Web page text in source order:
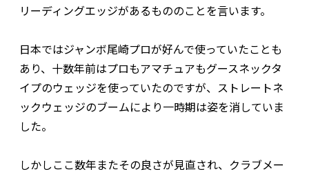
リーディングエッジがあるもののことを言います。
日本ではジャンボ尾崎プロが好んで使っていたことも
あり、十数年前はプロもアマチュアもグースネックタ
イプのウェッジを使っていたのですが、ストレートネ
ックウェッジのブームにより一時期は姿を消していま
した。
しかしここ数年またその良さが見直され、クラブメー